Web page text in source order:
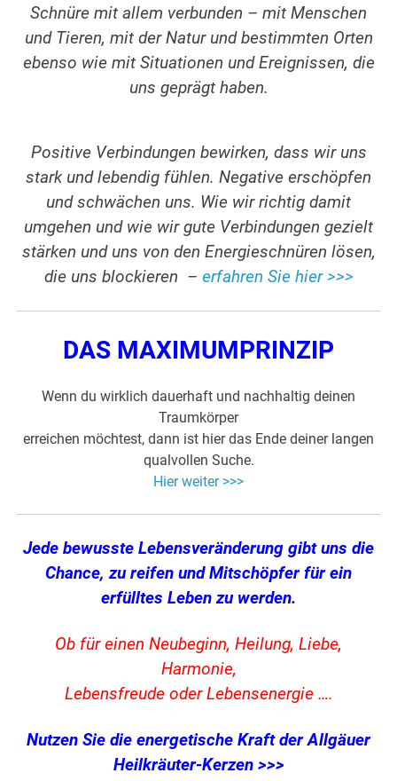
Schnüre mit allem verbunden – mit Menschen
und Tieren, mit der Natur und bestimmten Orten
ebenso wie mit Situationen und Ereignissen, die
uns geprägt haben.
Positive Verbindungen bewirken, dass wir uns
stark und lebendig fühlen. Negative erschöpfen
und schwächen uns. Wie wir richtig damit
umgehen und wie wir gute Verbindungen gezielt
stärken und uns von den Energieschnüren lösen,
die uns blockieren – erfahren Sie hier >>>
DAS MAXIMUMPRINZIP
Wenn du wirklich dauerhaft und nachhaltig deinen
Traumkörper
erreichen möchtest, dann ist hier das Ende deiner langen
qualvollen Suche.
Hier weiter >>>
Jede bewusste Lebensveränderung gibt uns die
Chance, zu reifen und Mitschöpfer für ein
erfülltes Leben zu werden.
Ob für einen Neubeginn, Heilung, Liebe,
Harmonie,
Lebensfreude oder Lebensenergie ….
Nutzen Sie die energetische Kraft der Allgäuer
Heilkräuter-Kerzen >>>